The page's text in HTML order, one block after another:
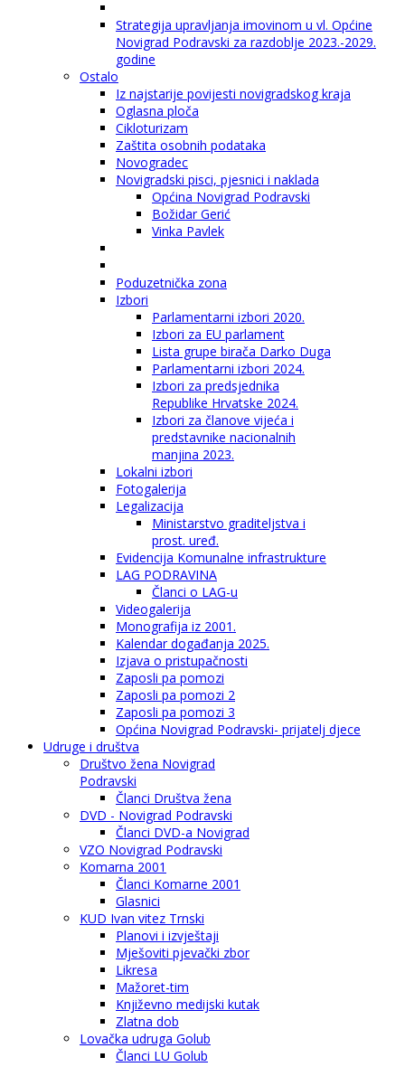
Strategija upravljanja imovinom u vl. Općine
Novigrad Podravski za razdoblje 2023.-2029.
godine
Ostalo
Iz najstarije povijesti novigradskog kraja
Oglasna ploča
Cikloturizam
Zaštita osobnih podataka
Novogradec
Novigradski pisci, pjesnici i naklada
Općina Novigrad Podravski
Božidar Gerić
Vinka Pavlek
Poduzetnička zona
Izbori
Parlamentarni izbori 2020.
Izbori za EU parlament
Lista grupe birača Darko Duga
Parlamentarni izbori 2024.
Izbori za predsjednika
Republike Hrvatske 2024.
Izbori za članove vijeća i
predstavnike nacionalnih
manjina 2023.
Lokalni izbori
Fotogalerija
Legalizacija
Ministarstvo graditeljstva i
prost. uređ.
Evidencija Komunalne infrastrukture
LAG PODRAVINA
Članci o LAG-u
Videogalerija
Monografija iz 2001.
Kalendar događanja 2025.
Izjava o pristupačnosti
Zaposli pa pomozi
Zaposli pa pomozi 2
Zaposli pa pomozi 3
Općina Novigrad Podravski- prijatelj djece
Udruge i društva
Društvo žena Novigrad
Podravski
Članci Društva žena
DVD - Novigrad Podravski
Članci DVD-a Novigrad
VZO Novigrad Podravski
Komarna 2001
Članci Komarne 2001
Glasnici
KUD Ivan vitez Trnski
Planovi i izvještaji
Mješoviti pjevački zbor
Likresa
Mažoret-tim
Književno medijski kutak
Zlatna dob
Lovačka udruga Golub
Članci LU Golub